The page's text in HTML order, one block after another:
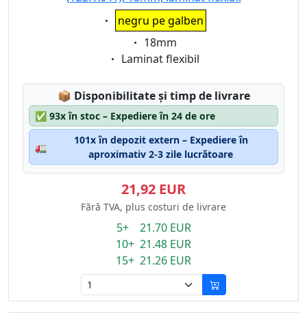
Eigenschaft:
negru pe galben
Eigenschaft:
18mm
Eigenschaft:
Laminat flexibil
📦 Lagerstatus:
Disponibilitate și timp de livrare
✅ 93x în stoc – Expediere în 24 de ore
🚛
101x în depozit extern – Expediere în
aproximativ 2-3 zile lucrătoare
21,92 EUR
Fără TVA, plus costuri de livrare
5+ 21.70 EUR
10+ 21.48 EUR
15+ 21.26 EUR